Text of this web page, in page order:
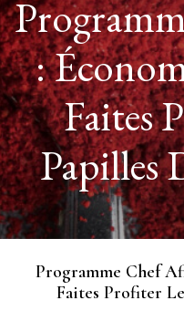
:
Faites
Papilles
Programme Chef
Faites Profiter